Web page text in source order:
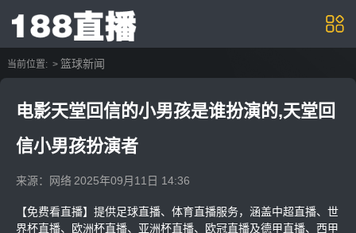
当前位置: > 篮球新闻
电影天堂回信的小男孩是谁扮演的,天堂回
信小男孩扮演者
来源：网络 2025年09月11日 14:36
【免费看直播】提供足球直播、体育直播服务，涵盖中超直播、世
界杯直播、欧洲杯直播、亚洲杯直播、欧冠直播及德甲直播、西甲